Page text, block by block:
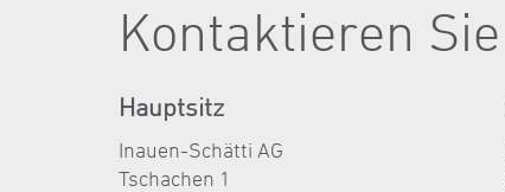
Kontaktieren
Hauptsitz
Inauen-Schätti AG
Tschachen 1